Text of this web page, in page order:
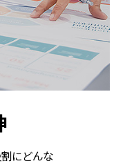
にどんな